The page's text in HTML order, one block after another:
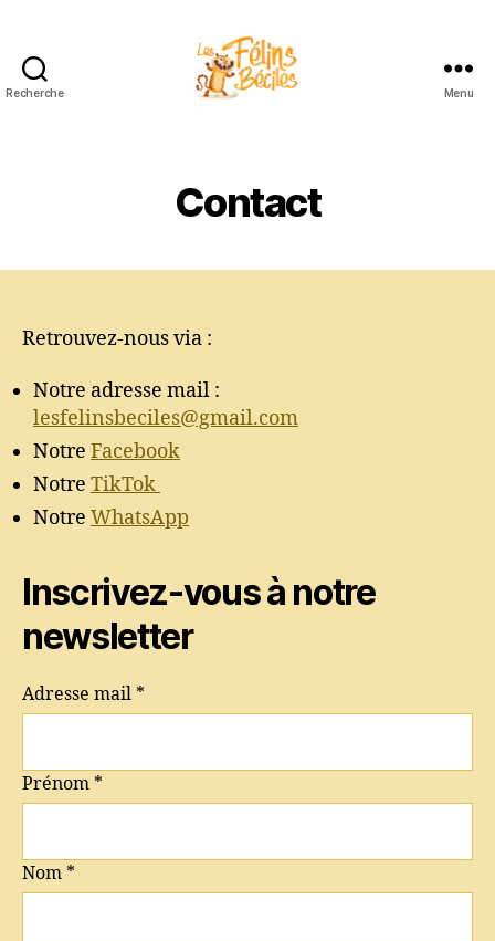
Recherche Menu
Contact
Retrouvez-nous via :
Notre adresse mail :
lesfelinsbeciles@gmail.com
Notre Facebook
Notre TikTok
Notre WhatsApp
Inscrivez-vous à notre
newsletter
Adresse mail *
Prénom *
Nom *